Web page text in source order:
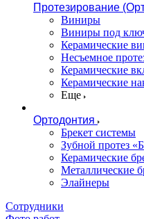
Протезирование
Виниры
Виниры под
Керамические
Несъемное
Керамические
Керамические
Еще
Ортодонтия
Брекет системы
Зубной протез
Керамические
Металлические
Элайнеры
Сотрудники